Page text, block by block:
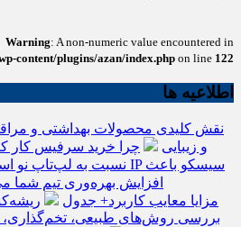
Warning: A non-numeric value encountered in
content/plugins/azan/index.php on line 122
اطلاعیه ها
نقش کلیدی محصولات بهداشتی و
و زیبایی
چرا خرید سرفیس کار
نسبت به لپ‌تاپ نو
افزایش بهره‌وری تیم شما
اس(ups)+مزایا معایب کاربرد+ جدول
بررسی روش‌های طبیعی،